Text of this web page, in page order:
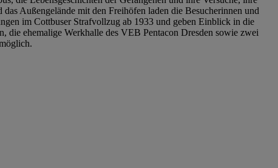
Außengelände mit den Freihöfen laden die Besucherinnen und
im Cottbuser Strafvollzug ab 1933 und geben Einblick in die
die ehemalige Werkhalle des VEB Pentacon Dresden sowie zwei